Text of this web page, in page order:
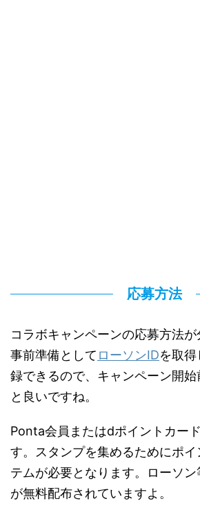
応募方法
コラボキャンペーンの応募方法が
事前準備として ローソンIDを取
録できるので、キャンペーン開始
と良いですね。
Ponta会員またはdポイントカー
す。スタンプを集めるためにポイ
テムが必要となります。ローソ
が無料配布されていますよ。